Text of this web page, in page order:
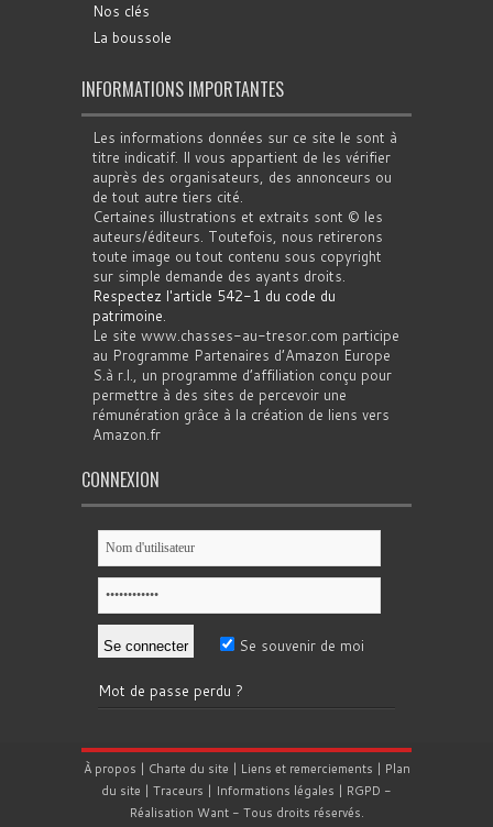
Nos clés
La boussole
INFORMATIONS IMPORTANTES
Les informations données sur ce site le sont à
titre indicatif. Il vous appartient de les vérifier
auprès des organisateurs, des annonceurs ou
de tout autre tiers cité.
Certaines illustrations et extraits sont © les
auteurs/éditeurs. Toutefois, nous retirerons
toute image ou tout contenu sous copyright
sur simple demande des ayants droits.
Respectez l'article 542-1 du code du
patrimoine.
Le site www.chasses-au-tresor.com participe
au Programme Partenaires d’Amazon Europe
S.à r.l., un programme d’affiliation conçu pour
permettre à des sites de percevoir une
rémunération grâce à la création de liens vers
Amazon.fr
CONNEXION
Se souvenir de moi
Mot de passe perdu ?
À propos | Charte du site | Liens et remerciements | Plan
du site | Traceurs | Informations légales | RGPD -
Réalisation Want- Tous droits réservés.